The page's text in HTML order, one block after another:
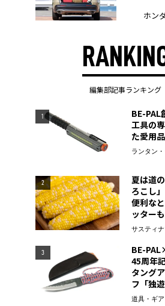
ホン
編集部記事ランキング
1
BE-PAL
工具の
た愛用
ランタン
2
夏は道
ろこし
便利な
ッター
サスティ
3
BE-
45周年
タング
フ「独遊
道具・ギア